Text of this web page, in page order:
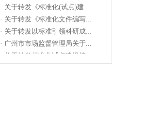
· 关于转发《标准化文件编写...
· 关于转发以标准引领科研成...
· 广州市市场监督管理局关于...
· 关于转发标准化试点建设培...